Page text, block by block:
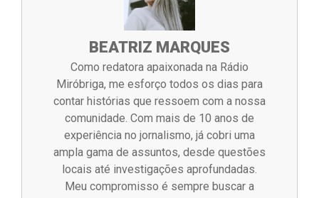
BEATRIZ MARQUES
Como redatora apaixonada na Rádio
Miróbriga, me esforço todos os dias para
contar histórias que ressoem com a nossa
comunidade. Com mais de 10 anos de
experiência no jornalismo, já cobri uma
ampla gama de assuntos, desde questões
locais até investigações aprofundadas.
Meu compromisso é sempre buscar a